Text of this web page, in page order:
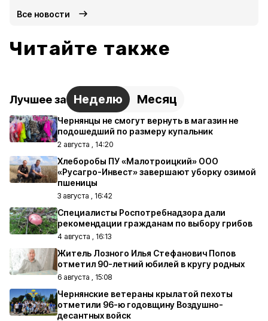
Все новости
Читайте также
Лучшее за Неделю Месяц
Чернянцы не смогут вернуть в магазин не
подошедший по размеру купальник
2 августа , 14:20
Хлеборобы ПУ «Малотроицкий» ООО
«Русагро-Инвест» завершают уборку озимой
пшеницы
3 августа , 16:42
Специалисты Роспотребнадзора дали
рекомендации гражданам по выбору грибов
4 августа , 16:13
Житель Лозного Илья Стефанович Попов
отметил 90-летний юбилей в кругу родных
6 августа , 15:08
Чернянские ветераны крылатой пехоты
отметили 96-ю годовщину Воздушно-
десантных войск